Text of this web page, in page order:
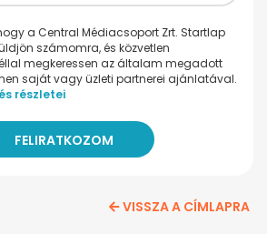
a Central Médiacsoport Zrt. Startlap
számomra, és közvetlen
megkeressen az általam megadott
saját vagy üzleti partnerei ajánlatával.
részletei
VISSZA A CÍMLAPRA